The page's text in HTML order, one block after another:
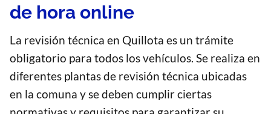
de hora online
La revisión técnica en Quillota es un trámite
obligatorio para todos los vehículos. Se realiza en
diferentes plantas de revisión técnica ubicadas
en la comuna y se deben cumplir ciertas